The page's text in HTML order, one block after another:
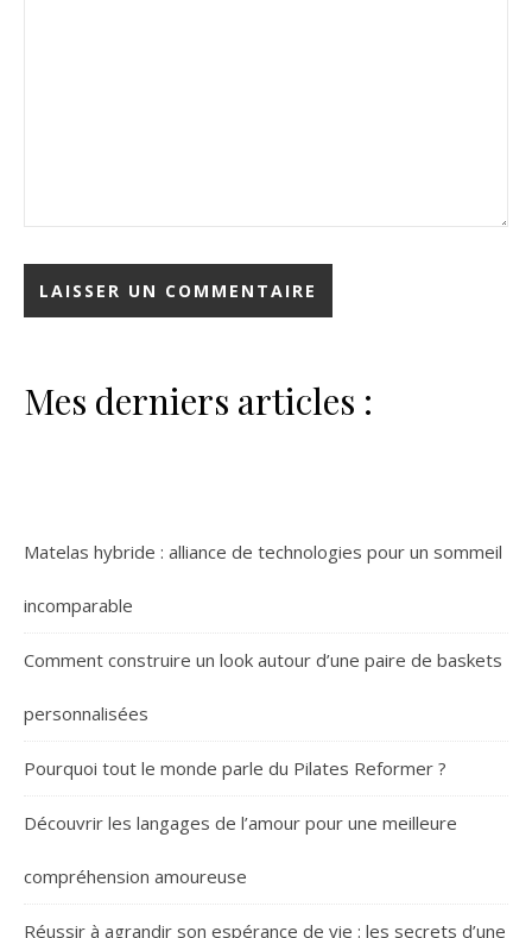
Mes derniers articles :
Matelas hybride : alliance de technologies pour un sommeil
incomparable
Comment construire un look autour d’une paire de baskets
personnalisées
Pourquoi tout le monde parle du Pilates Reformer ?
Découvrir les langages de l’amour pour une meilleure
compréhension amoureuse
Réussir à agrandir son espérance de vie : les secrets d’une